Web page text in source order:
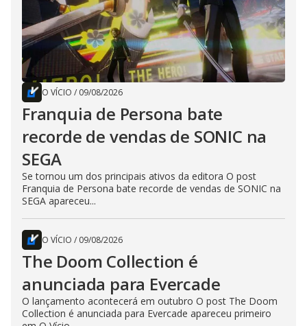
O VÍCIO / 09/08/2026
Franquia de Persona bate
recorde de vendas de SONIC na
SEGA
Se tornou um dos principais ativos da editora O post
Franquia de Persona bate recorde de vendas de SONIC na
SEGA apareceu...
O VÍCIO / 09/08/2026
The Doom Collection é
anunciada para Evercade
O lançamento acontecerá em outubro O post The Doom
Collection é anunciada para Evercade apareceu primeiro